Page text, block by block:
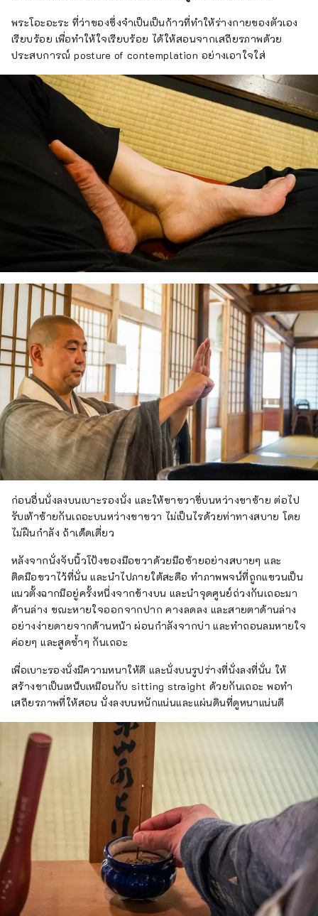
พระโอะอะระ ที่ว่าของซึ่งจำเป็นเป็นก้าวที่ทำให้ร่างกายของตัวเอง
เรียบร้อย เพื่อทำให้ใจเรียบร้อย ได้ให้สอนจากเสถียรภาพด้วย
ประสบการณ์ posture of contemplation อย่างเอาใจใส่
ก่อนอื่นนั่งลงบนเบาะรองนั่ง และให้ขาขวาขี่บนหว่างขาซ้าย ต่อไป
รับเท้าซ้ายกันเถอะบนหว่างขาขวา ไม่เป็นไรด้วยท่าทางสบาย โดย
ไม่ฝืนกำลัง ถ้าเด็ดเดี่ยว
หลังจากนั่งจับนิ้วโป้งของมือขวาด้วยมือซ้ายอย่างสบายๆ และ
ติดมือขวาไว้ที่นั่น และนำไปภายใต้สะดือ ทำภาพพจน์ที่ถูกแขวนเป็น
แนวตั้งฉากมีอยู่ครั้งหนึ่งจากข้างบน และนำจุดศูนย์ถ่วงกันเถอะมา
ด้านล่าง ขณะหายใจออกจากปาก คางลดลง และสายตาด้านล่าง
อย่างง่ายดายจากด้านหน้า ผ่อนกำลังจากบ่า และทำถอนลมหายใจ
ค่อยๆ และสูดซ้ำๆ กันเถอะ
เพื่อเบาะรองนั่งมีความหนาให้ดี และนั่งบนรูปร่างที่นั่งลงที่นั่น ให้
สร้างขาเป็นเหน็บเหมือนกับ sitting straight ด้วยกันเถอะ พอทำ
เสถียรภาพที่ให้สอน นั่งลงบนหนักแน่นและแผ่นดินที่ดูหนาแน่นดี